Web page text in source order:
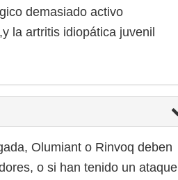
demasiado activo
la artritis idiopática juvenil
Olumiant o Rinvoq deben
o si han tenido un ataque